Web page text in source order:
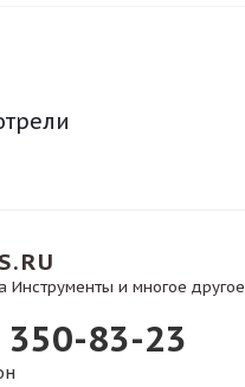
и многое другое
350-83-23